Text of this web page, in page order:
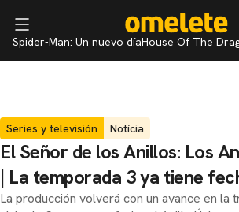
Spider-Man: Un nuevo díaHouse Of The
Series y televisión Notícia
El Señor de los Anillos: Los
| La temporada 3 ya tiene
La producción volverá con un avance en la